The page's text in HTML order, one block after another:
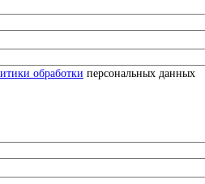
обработки персональных данных